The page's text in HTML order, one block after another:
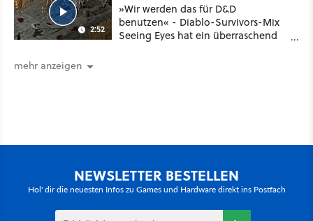
2:52
»Wir werden das für D&D
benutzen« - Diablo-Survivors-Mix
Seeing Eyes hat ein überraschend
mehr anzeigen
NEWSLETTER BESTELLEN
Hol' dir die neuesten Infos zu Games und Hardware direkt ins Postfach